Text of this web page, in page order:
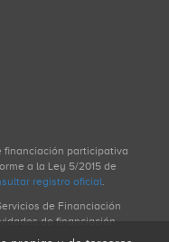
financiación participativa
a la Ley 5/2015 de
registro oficial.
de Financiación
de financiación